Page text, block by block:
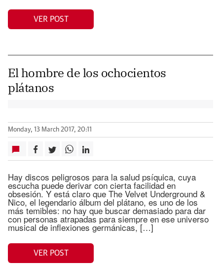
VER POST
El hombre de los ochocientos
plátanos
Monday, 13 March 2017, 20:11
Hay discos peligrosos para la salud psíquica, cuya
escucha puede derivar con cierta facilidad en
obsesión. Y está claro que The Velvet Underground &
Nico, el legendario álbum del plátano, es uno de los
más temibles: no hay que buscar demasiado para dar
con personas atrapadas para siempre en ese universo
musical de inflexiones germánicas, […]
VER POST